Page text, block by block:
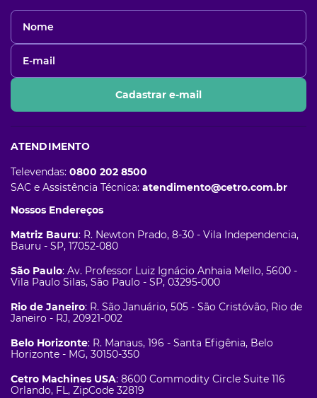
Cadastrar e-mail
ATENDIMENTO
Televendas: 0800 202 8500
SAC e Assistência Técnica: atendimento@cetro.com.br
Nossos Endereços
Matriz Bauru: R. Newton Prado, 8-30 - Vila Independencia,
Bauru - SP, 17052-080
São Paulo: Av. Professor Luiz Ignácio Anhaia Mello, 5600 -
Vila Paulo Silas, São Paulo - SP, 03295-000
Rio de Janeiro: R. São Januário, 505 - São Cristóvão, Rio de
Janeiro - RJ, 20921-002
Belo Horizonte: R. Manaus, 196 - Santa Efigênia, Belo
Horizonte - MG, 30150-350
Cetro Machines USA: 8600 Commodity Circle Suite 116
Orlando, FL, ZipCode 32819